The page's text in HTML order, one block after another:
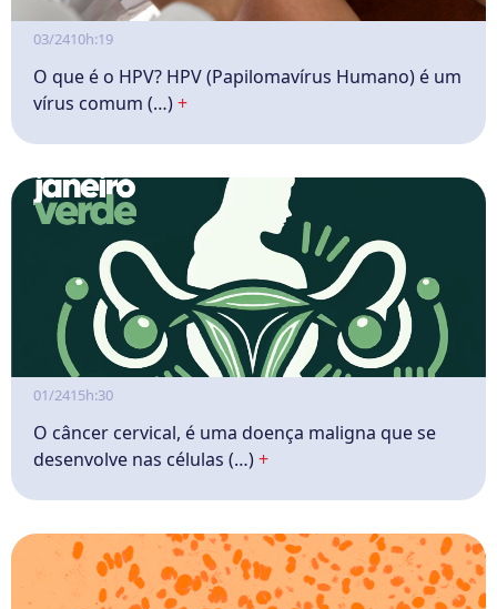
03/2410h:19
O que é o HPV? HPV (Papilomavírus Humano) é um
vírus comum (…)+
01/2415h:30
O câncer cervical, é uma doença maligna que se
desenvolve nas células (…)+